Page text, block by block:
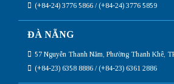
(+84-24) 3776 5866 / (+84-24) 3776 5859
ĐÀ NẴNG
57 Nguyễn Thanh Năm, Phường Thanh Khê,
(+84-23) 6358 8886 / (+84-23) 6361 2886